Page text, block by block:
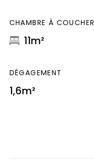
CHAMBRE À COUCHER
11m²
DÉGAGEMENT
1,6m²